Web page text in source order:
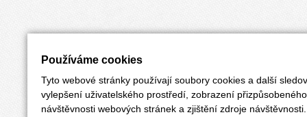
Používáme cookies
Tyto webové stránky používají soubory cookies a další
vylepšení uživatelského prostředí, zobrazení
návštěvnosti webových stránek a zjištění zdroje návštěvnosti.